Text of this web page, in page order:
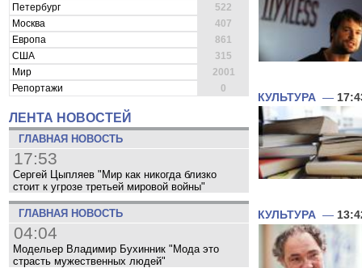
Петербург
522
Москва
407
Европа
861
США
315
Мир
2001
Репортажи
0
ЛЕНТА НОВОСТЕЙ
ГЛАВНАЯ НОВОСТЬ
17:53
Сергей Цыпляев "Мир как никогда близко
стоит к угрозе третьей мировой войны"
ГЛАВНАЯ НОВОСТЬ
04:04
Модельер Владимир Бухинник "Мода это
страсть мужественных людей"
КУЛЬТУРА —
КУЛЬТУРА —